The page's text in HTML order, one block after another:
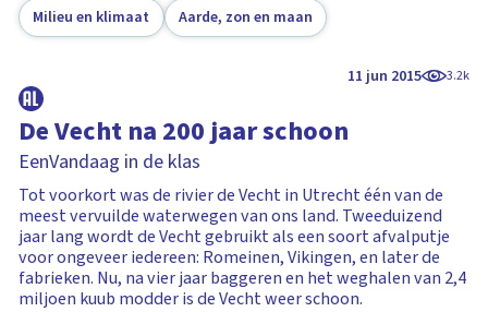
Milieu en klimaat Aarde, zon en maan
11 jun 2015 3.2k
De Vecht na 200 jaar schoon
EenVandaag in de klas
Tot voorkort was de rivier de Vecht in Utrecht één van de
meest vervuilde waterwegen van ons land. Tweeduizend
jaar lang wordt de Vecht gebruikt als een soort afvalputje
voor ongeveer iedereen: Romeinen, Vikingen, en later de
fabrieken. Nu, na vier jaar baggeren en het weghalen van 2,4
miljoen kuub modder is de Vecht weer schoon.